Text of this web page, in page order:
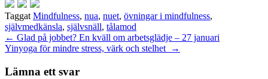
Taggat Mindfulness, nua, nuet, övningar i mindfulness,
självmedkänsla, självsnäll, tålamod
Inläggsnavigering
← Glad på jobbet? En kväll om arbetsglädje – 27 januari
Yinyoga för mindre stress, värk och stelhet
→
Lämna ett svar